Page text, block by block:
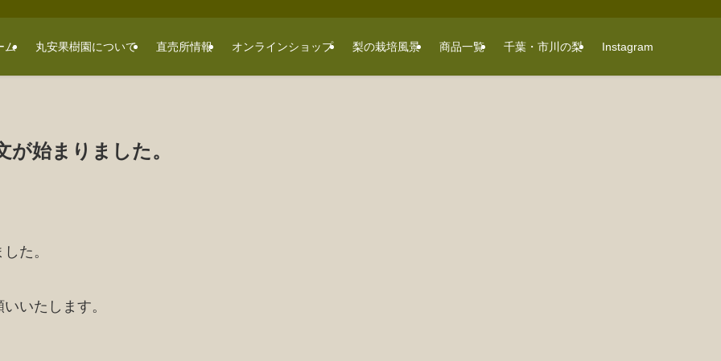
ム 丸安果樹園について 直売所情報 オンラインショップ 梨の栽培風景 商品一覧 千葉・市川の梨 Instagram
が始まりました。
た。
いたします。